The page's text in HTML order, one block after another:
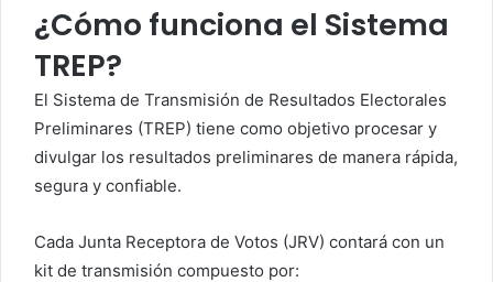
¿Cómo funciona el Sistema
TREP?
El Sistema de Transmisión de Resultados Electorales
Preliminares (TREP) tiene como objetivo procesar y
divulgar los resultados preliminares de manera rápida,
segura y confiable.
Cada Junta Receptora de Votos (JRV) contará con un
kit de transmisión compuesto por: